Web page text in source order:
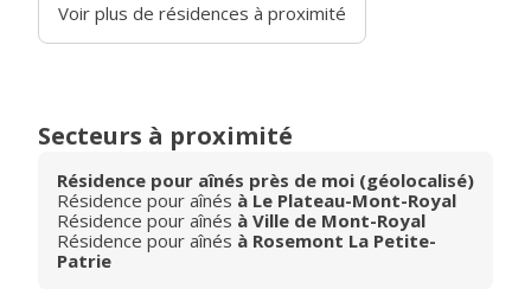
Voir plus de résidences à proximité
Secteurs à proximité
Résidence pour aînés près de moi (géolocalisé)
Résidence pour aînés à Le Plateau-Mont-Royal
Résidence pour aînés à Ville de Mont-Royal
Résidence pour aînés à Rosemont La Petite-
Patrie